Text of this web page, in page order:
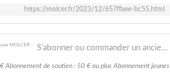
https://molcer.fr/2023/12/657ffaee-bc55.html
S'abonner ou commander un ancien numéro - Revue MOLCER
Abonnement de soutien : 50 € ou plus Abonnement jeunes